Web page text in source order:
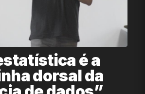
é a
dorsal da